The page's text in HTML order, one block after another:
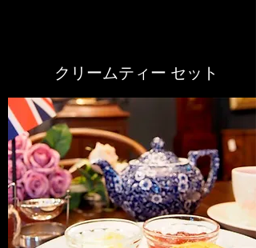
クリームティー セット